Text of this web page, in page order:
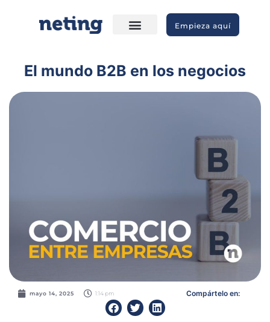
Empieza aquí
El mundo B2B en los negocios
mayo 14, 2025 1:14 pm Compártelo en: